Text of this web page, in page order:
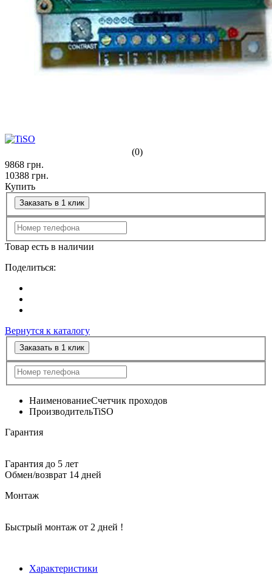
(0)
9868 грн.
10388 грн.
Купить
Заказать в 1 клик
Товар есть в наличии
Поделиться:
Вернутся к каталогу
Заказать в 1 клик
НаименованиеСчетчик проходов
ПроизводительTiSO
Гарантия
Гарантия до 5 лет
Обмен/возврат 14 дней
Монтаж
Быстрый монтаж от 2 дней !
Характеристики